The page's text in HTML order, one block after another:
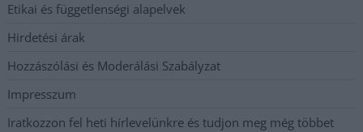
Etikai és függetlenségi alapelvek
Hirdetési árak
Hozzászólási és Moderálási Szabályzat
Impresszum
Iratkozzon fel heti hírlevelünkre és tudjon meg még többet